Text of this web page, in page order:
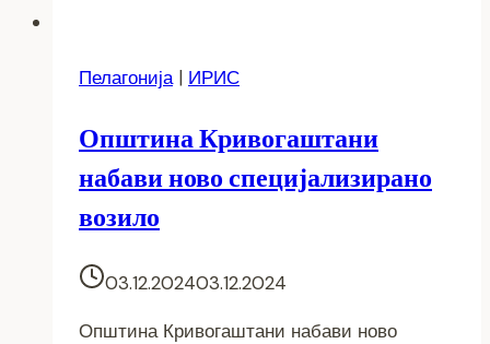
Пелагонија| ИРИС
Општина Кривогаштани
набави ново специјализирано
возило
03.12.202403.12.2024
Општина Кривогаштани набави ново